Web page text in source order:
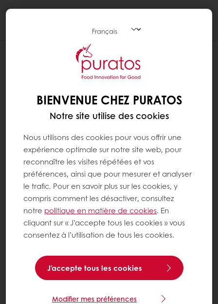
BIENVENUE CHEZ PURATOS
Notre site utilise des cookies
Nous utilisons des cookies pour vous offrir une
expérience optimale sur notre site web, pour
reconnaître les visites répétées et vos
préférences, ainsi que pour mesurer et analyser
le trafic. Pour en savoir plus sur les cookies, y
compris comment les désactiver, consultez
notre politique en matière de cookies. En
cliquant sur « J’accepte tous les cookies » vous
consentez à l’utilisation de tous les cookies.
J'accepte tous les cookies
Modifier mes préférences